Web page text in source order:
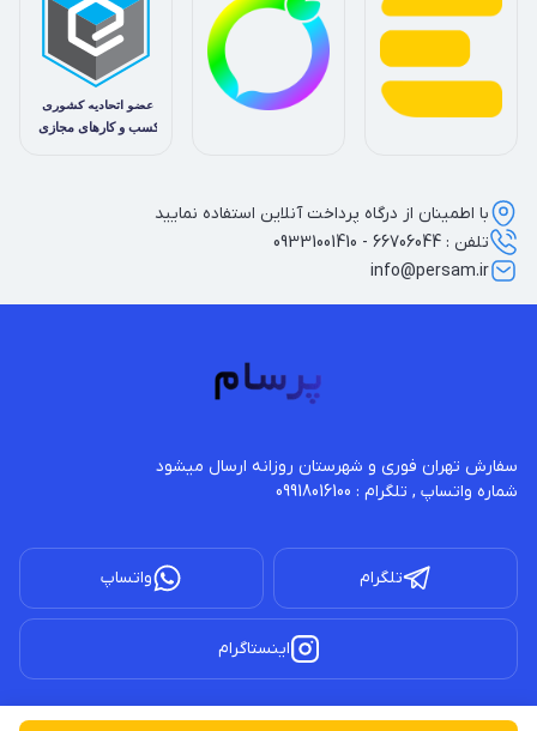
شماره واتساپ , تلگرام : 09918016100
تلگرام واتساپ
اینستاگرام
با اطمینان از درگاه پرداخت آنلاین استفاده نمایید
تلفن : 66706044 - 09331001410
info@persam.ir